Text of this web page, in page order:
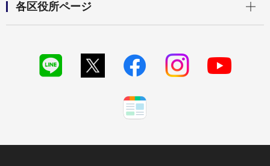
各区役所ページ